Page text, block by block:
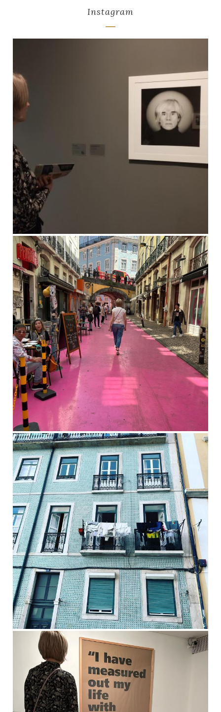
Instagram